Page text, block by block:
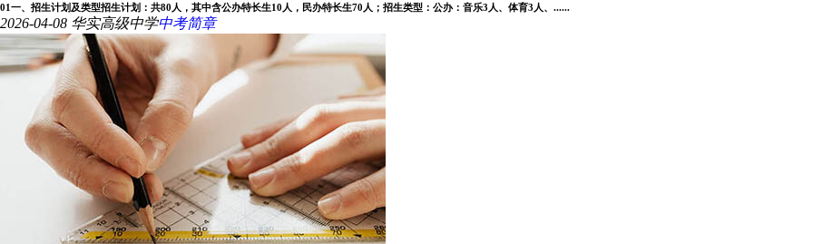
01一、招生计划及类型招生计划：共80人，其中含公办特长生10人，民办特长生70人；招生类型：公办：音乐3人、体育3人、......
2026-04-08 华实高级中学中考简章